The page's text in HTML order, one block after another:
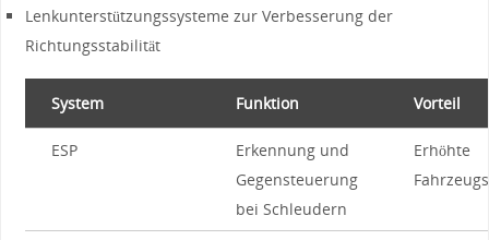
Lenkunterstützungssysteme⁣ zur Verbesserung der
Richtungsstabilität
System Funktion Vorteil
ESP
Erkennung und
Gegensteuerung
bei Schleudern
Erhöhte